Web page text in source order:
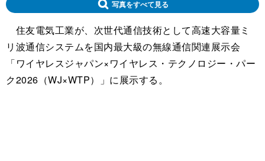
写真をすべて見る
住友電気工業が、次世代通信技術として高速大容量ミ
リ波通信システムを国内最大級の無線通信関連展示会
「ワイヤレスジャパン×ワイヤレス・テクノロジー・パー
ク2026（WJ×WTP）」に展示する。